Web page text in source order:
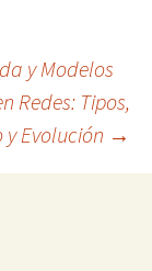
y Modelos
Redes: Tipos,
Evolución →